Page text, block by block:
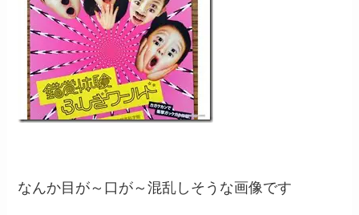
なんか目が～口が～混乱しそうな画像です